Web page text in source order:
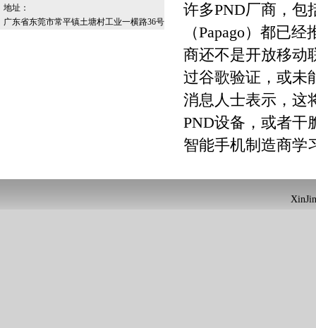
地址：
广东省东莞市常平镇土塘村工业一横路36号
许多PND厂商，包
（Papago）都已
商还不是开放移动
过谷歌验证，或未
消息人士表示，这
PND设备，或者干
智能手机制造商学